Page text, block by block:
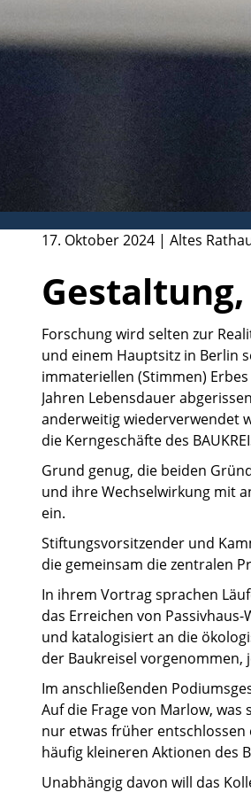
17. Oktober 2024 | Altes
Forschung wird selten zur
und einem Hauptsitz in Berlin
immateriellen (Stimmen)
Jahren Lebensdauer
anderweitig wiederverwendet
die Kerngeschäfte des
Grund genug, die beiden
und ihre Wechselwirkung mit
ein.
Stiftungsvorsitzender und
die gemeinsam die zentralen
In ihrem Vortrag sprachen
das Erreichen von
und katalogisiert an die
der Baukreisel
Im anschließenden
Auf die Frage von Marlow,
nur etwas früher
häufig kleineren Aktionen des
Unabhängig davon will das